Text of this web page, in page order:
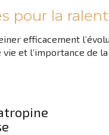
pour la
efficacement
et l’importance de la